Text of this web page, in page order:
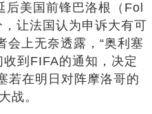
美国前锋巴洛根（Fol
让法国认为申诉大有可
会上无奈透露，“奥利塞
到FIFA的通知，决定
若在明日对阵摩洛哥的
战。